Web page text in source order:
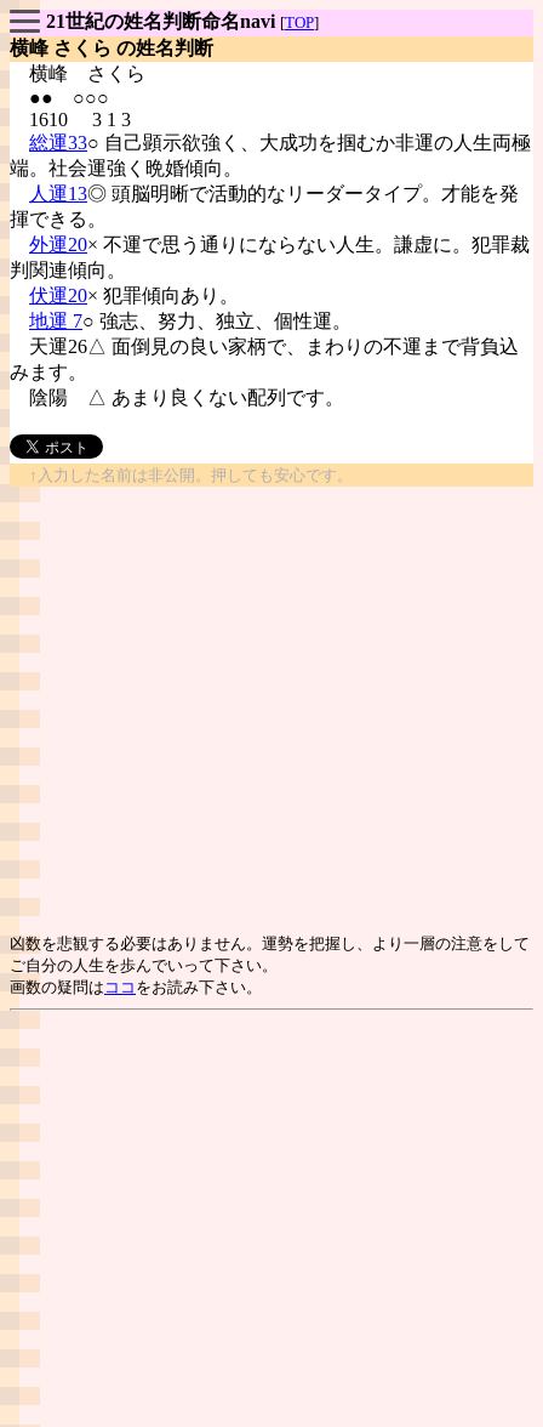
21世紀の姓名判断命名navi [TOP]
横峰 さくら の姓名判断
横峰
さくら
●● ○○○
1610 3 1 3
総運33○ 自己顕示欲強く、大成功を掴むか非運の人生両極
端。社会運強く晩婚傾向。
人運13◎ 頭脳明晰で活動的なリーダータイプ。才能を発
揮できる。
外運20× 不運で思う通りにならない人生。謙虚に。犯罪裁
判関連傾向。
伏運20× 犯罪傾向あり。
地運 7○ 強志、努力、独立、個性運。
天運26△ 面倒見の良い家柄で、まわりの不運まで背負込
みます。
陰陽
△ あまり良くない配列です。
↑入力した名前は非公開。押しても安心です。
凶数を悲観する必要はありません。運勢を把握し、より一層の注意をして
ご自分の人生を歩んでいって下さい。
画数の疑問は ココ をお読み下さい。